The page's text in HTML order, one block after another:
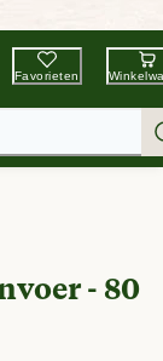
Favorieten
- 80